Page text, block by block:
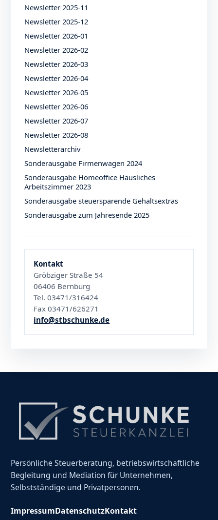
Newsletter 2025-11
Newsletter 2025-12
Newsletter 2026-01
Newsletter 2026-02
Newsletter 2026-03
Newsletter 2026-04
Newsletter 2026-05
Newsletter 2026-06
Newsletter 2026-07
Newsletter 2026-08
Newsletterarchiv
Sonderausgabe Firmenwagen 2024
Sonderausgabe Homeoffice Häusliches
Arbeitszimmer 2023
Sonderausgabe steuersparende Gehaltsextras
Sonderausgabe zum Jahresende 2025
Kontakt
Gröbziger Straße 54
06406 Bernburg
Tel. 03471/316424
Fax 03471/626271
info@stbschunke.de
Persönliche Steuerberatung, betriebswirtschaftliche
Begleitung und Mediation für Unternehmen,
Selbstständige und Privatpersonen.
ImpressumDatenschutzKontakt